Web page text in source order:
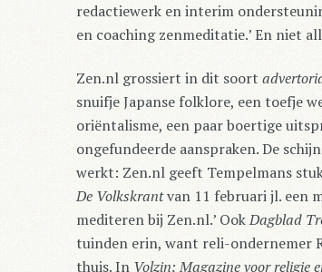
redactiewerk en interim
en coaching zenmeditatie.’ En niet
Zen.nl grossiert in dit soort
snuifje Japanse folklore, een toefje
oriëntalisme, een paar boertige
ongefundeerde aanspraken. De
werkt: Zen.nl geeft Tempelmans
De Volkskrantvan 11 februari jl. een
mediteren bij Zen.nl.’ OokDagblad
tuinden erin, want reli-ondernemer
thuis. In Volzin: Magazine voor religie